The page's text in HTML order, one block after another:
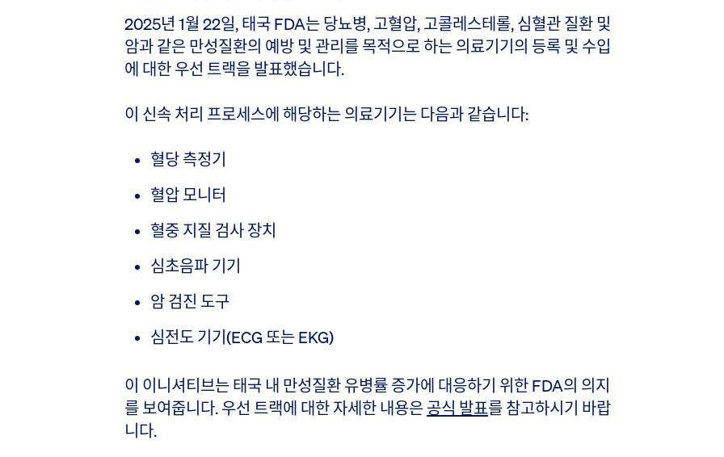
2025년 1월 22일, 태국 FDA는 당뇨병, 고혈압, 고콜레스테롤, 심혈관 질환 및
암과 같은 만성질환의 예방 및 관리를 목적으로 하는 의료기기의 등록 및 수입
에 대한 우선 트랙을 발표했습니다.
이 신속 처리 프로세스에 해당하는 의료기기는 다음과 같습니다:
혈당 측정기
혈압 모니터
혈중 지질 검사 장치
심초음파 기기
암 검진 도구
심전도 기기(ECG 또는 EKG)
이 이니셔티브는 태국 내 만성질환 유병률 증가에 대응하기 위한 FDA의 의지
를 보여줍니다. 우선 트랙에 대한 자세한 내용은공식 발표를 참고하시기 바랍
니다.